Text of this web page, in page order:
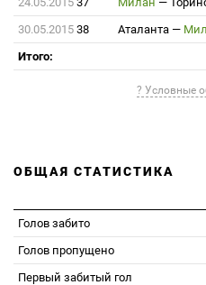
30.05.2015 38 Аталанта —
Итого:
? Условные
ОБЩАЯ СТАТИСТИКА
Голов забито
Голов пропущено
Первый забитый гол